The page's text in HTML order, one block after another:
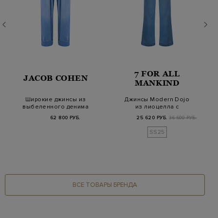
JACOB COHEN
Широкие джинсы из
выбеленного денима
с отворотами и за…
62 800 РУБ.
7 FOR ALL
MANKIND
Джинсы Modern Dojo
из лиоцелла с
моделирующим
эффектом
25 620 РУБ. 36 600 РУБ.
SS25
ВСЕ ТОВАРЫ БРЕНДА